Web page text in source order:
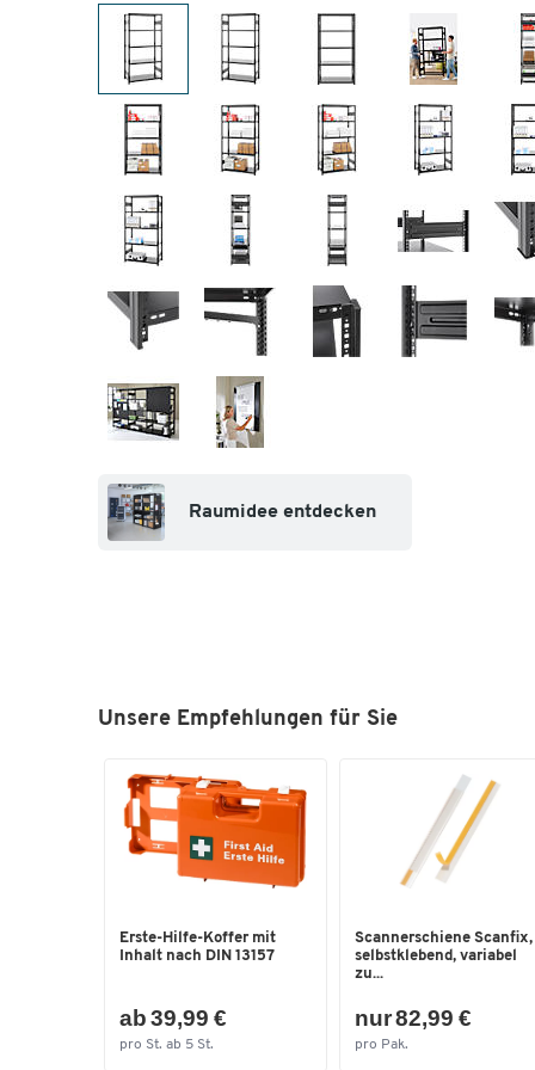
Raumidee entdecken
Unsere Empfehlungen für Sie
Erste-Hilfe-Koffer mit
Inhalt nach DIN 13157
ab 39,99 €
pro St. ab 5 St.
Scannerschiene Scanfix,
selbstklebend, variabel
zu...
nur 82,99 €
pro Pak.